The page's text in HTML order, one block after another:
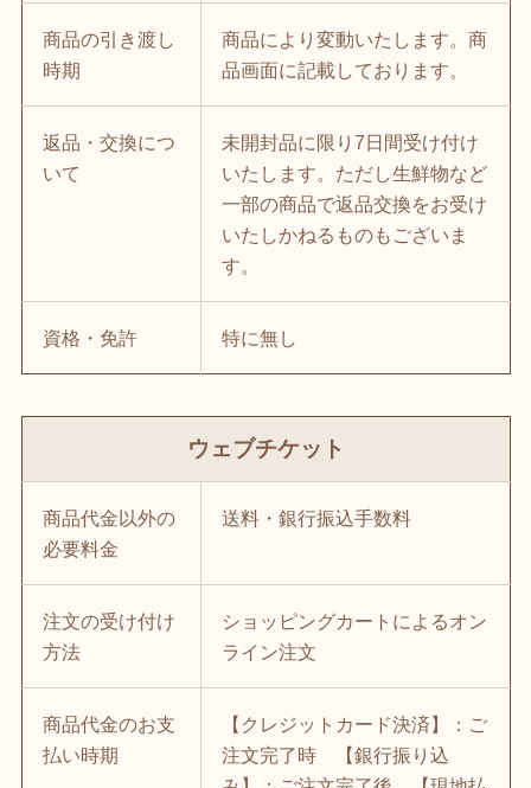
商品の引き渡し
時期
商品により変動いたします。商
品画面に記載しております。
返品・交換につ
いて
未開封品に限り7日間受け付け
いたします。ただし生鮮物など
一部の商品で返品交換をお受け
いたしかねるものもございま
す。
資格・免許 特に無し
ウェブチケット
商品代金以外の
必要料金
送料・銀行振込手数料
注文の受け付け
方法
ショッピングカートによるオン
ライン注文
商品代金のお支
払い時期
【クレジットカード決済】：ご
注文完了時 【銀行振り込